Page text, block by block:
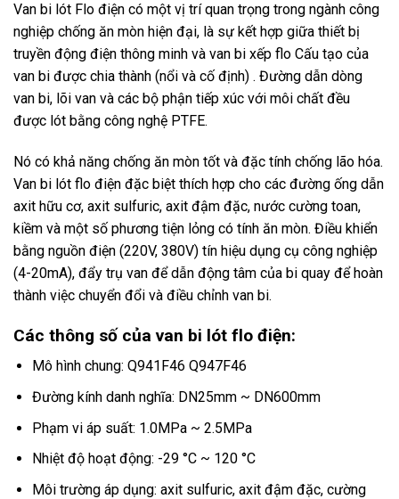
Van bi lót Flo điện có một vị trí quan trọng trong ngành công
nghiệp chống ăn mòn hiện đại, là sự kết hợp giữa thiết bị
truyền động điện thông minh và van bi xếp flo Cấu tạo của
van bi được chia thành (nổi và cố định) . Đường dẫn dòng
van bi, lõi van và các bộ phận tiếp xúc với môi chất đều
được lót bằng công nghệ PTFE.
Nó có khả năng chống ăn mòn tốt và đặc tính chống lão hóa.
Van bi lót flo điện đặc biệt thích hợp cho các đường ống dẫn
axit hữu cơ, axit sulfuric, axit đậm đặc, nước cường toan,
kiềm và một số phương tiện lỏng có tính ăn mòn. Điều khiển
bằng nguồn điện (220V, 380V) tín hiệu dụng cụ công nghiệp
(4-20mA), đẩy trụ van để dẫn động tâm của bi quay để hoàn
thành việc chuyển đổi và điều chỉnh van bi.
Các thông số của van bi lót flo điện:
Mô hình chung: Q941F46 Q947F46
Đường kính danh nghĩa: DN25mm ~ DN600mm
Phạm vi áp suất: 1.0MPa ~ 2.5MPa
Nhiệt độ hoạt động: -29 °C ~ 120 °C
Môi trường áp dụng: axit sulfuric, axit đậm đặc, cường